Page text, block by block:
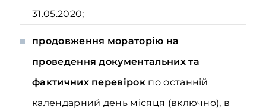
31.05.2020;
продовження мораторію на
проведення документальних та
фактичних перевірок по останній
календарний день місяця (включно), в